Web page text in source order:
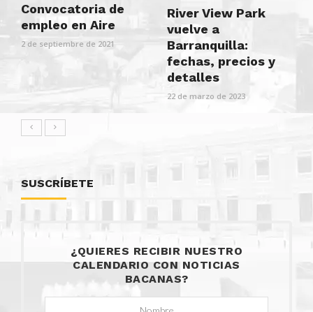
Convocatoria de
empleo en Aire
2 de septiembre de 2021
River View Park
vuelve a
Barranquilla:
fechas, precios y
detalles
22 de marzo de 2023
SUSCRÍBETE
¿QUIERES RECIBIR NUESTRO
CALENDARIO CON NOTICIAS
BACANAS?